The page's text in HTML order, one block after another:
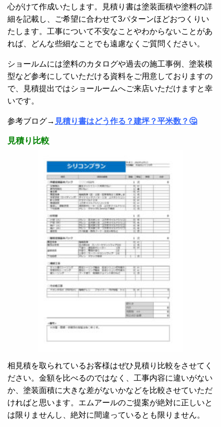
心がけて作成いたします。見積り書は塗装面積や塗料の詳
細を記載し、ご希望に合わせて3パターンほどおつくりい
たします。工事について不安なことやわからないことがあ
れば、どんな些細なことでも遠慮なくご質問ください。
ショールムには塗料のカタログや過去の施工事例、塗装模
型など参考にしていただける資料をご用意しておりますの
で、見積提出ではショールームへご来店いただけますと幸
いです。
参考ブログ→ 見積り書はどう作る？建坪？平米数？🤔
見積り比較
相見積を取られているお客様はぜひ見積り比較をさせてく
ださい。金額を比べるのではなく、工事内容に違いがない
か、塗装面積に大きな差がないかなどを比較させていただ
ければと思います。エムアールのご提案が絶対に正しいと
は限りませんし、絶対に間違っているとも限りません。